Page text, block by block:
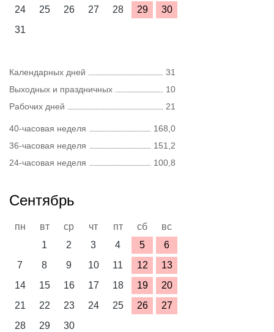
24
25 26 27 28 29
30
31
Календарных дней
31
Выходных и праздничных
10
Рабочих дней
21
40-часовая неделя
168,0
36-часовая неделя
151,2
24-часовая неделя
100,8
Сентябрь
пн вт ср чт пт сб
вс
1
2 3 4 5
6
7
8 9 10 11 12
13
14
15 16 17 18 19
20
21
22 23 24 25 26
27
28
29 30